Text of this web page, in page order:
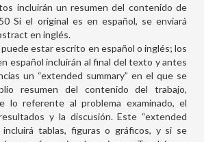
incluirán un resumen del contenido de
Si el original es en español, se enviará
en inglés.
estar escrito en español o inglés; los
español incluirán al final del texto y antes
un “extended summary” en el que se
resumen del contenido del trabajo,
lo referente al problema examinado, el
y la discusión. Este “extended
incluirá tablas, figuras o gráficos, y si se